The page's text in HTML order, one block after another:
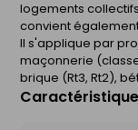
logements
convient
Il s'applique par
maçonnerie
brique (Rt3, Rt2),